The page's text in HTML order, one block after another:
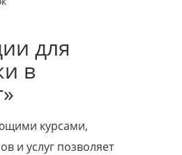
для
в
курсами,
и услуг позволяет